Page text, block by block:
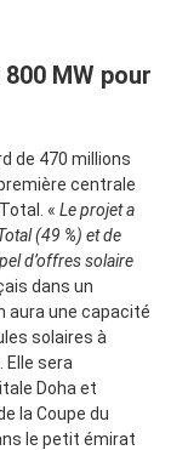
MW pour
de 470 millions
centrale
« Le projet a
(49 %) et de
d’offres solaire
dans un
aura une capacité
solaires à
sera
Doha et
la Coupe du
le petit émirat